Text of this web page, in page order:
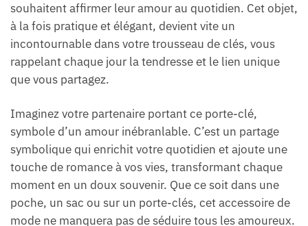
souhaitent affirmer leur amour au quotidien. Cet objet,
à la fois pratique et élégant, devient vite un
incontournable dans votre trousseau de clés, vous
rappelant chaque jour la tendresse et le lien unique
que vous partagez.
Imaginez votre partenaire portant ce porte-clé,
symbole d’un amour inébranlable. C’est un partage
symbolique qui enrichit votre quotidien et ajoute une
touche de romance à vos vies, transformant chaque
moment en un doux souvenir. Que ce soit dans une
poche, un sac ou sur un porte-clés, cet accessoire de
mode ne manquera pas de séduire tous les amoureux.